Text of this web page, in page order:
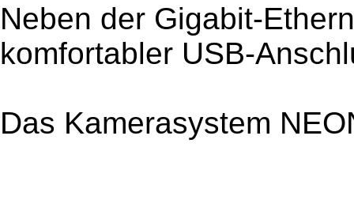
Neben der Gigabit-
komfortabler USB-
Das Kamerasystem